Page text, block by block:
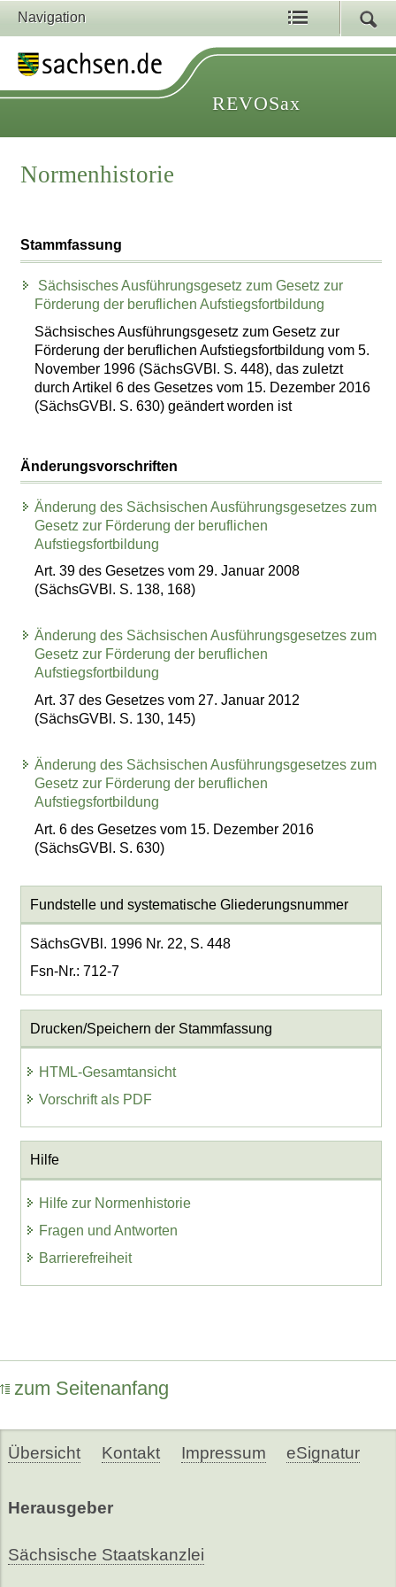
Navigation
REVOSax
Normenhistorie
Stammfassung
Sächsisches Ausführungsgesetz zum Gesetz zur
Förderung der beruflichen Aufstiegsfortbildung
Sächsisches Ausführungsgesetz zum Gesetz zur
Förderung der beruflichen Aufstiegsfortbildung vom 5.
November 1996 (SächsGVBl. S. 448), das zuletzt
durch Artikel 6 des Gesetzes vom 15. Dezember 2016
(SächsGVBl. S. 630) geändert worden ist
Änderungsvorschriften
Änderung des Sächsischen Ausführungsgesetzes zum
Gesetz zur Förderung der beruflichen
Aufstiegsfortbildung
Art. 39 des Gesetzes vom 29. Januar 2008
(SächsGVBl. S. 138, 168)
Änderung des Sächsischen Ausführungsgesetzes zum
Gesetz zur Förderung der beruflichen
Aufstiegsfortbildung
Art. 37 des Gesetzes vom 27. Januar 2012
(SächsGVBl. S. 130, 145)
Änderung des Sächsischen Ausführungsgesetzes zum
Gesetz zur Förderung der beruflichen
Aufstiegsfortbildung
Art. 6 des Gesetzes vom 15. Dezember 2016
(SächsGVBl. S. 630)
Fundstelle und systematische Gliederungsnummer
SächsGVBl. 1996 Nr. 22, S. 448
Fsn-Nr.: 712-7
Drucken/Speichern der Stammfassung
HTML-Gesamtansicht
Vorschrift als PDF
Hilfe
Hilfe zur Normenhistorie
Fragen und Antworten
Barrierefreiheit
zum Seitenanfang
Übersicht Kontakt Impressum eSignatur
Herausgeber
Sächsische Staatskanzlei